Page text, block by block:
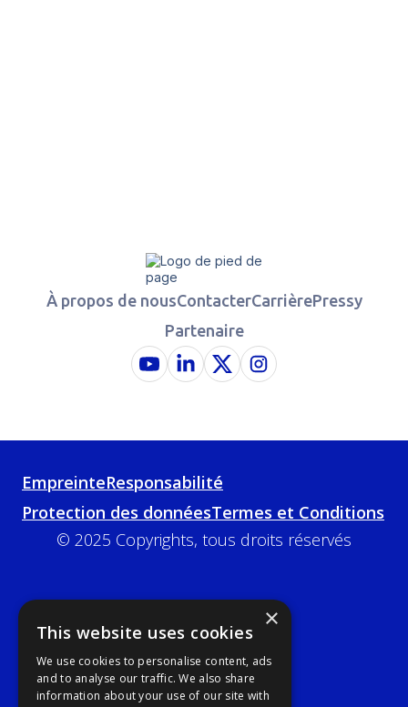
À propos de nousContacterCarrièrePressy
Partenaire
EmpreinteResponsabilité
Protection des donnéesTermes et Conditions
© 2025 Copyrights, tous droits réservés
×
This website uses cookies
We use cookies to personalise content, ads
and to analyse our traffic. We also share
information about your use of our site with